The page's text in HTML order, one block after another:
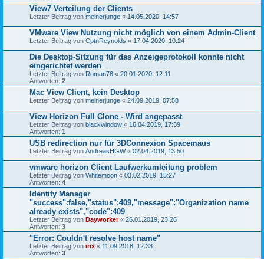
View7 Verteilung der Clients
Letzter Beitrag von meinerjunge « 14.05.2020, 14:57
VMware View Nutzung nicht möglich von einem Admin-Client
Letzter Beitrag von CptnReynolds « 17.04.2020, 10:24
Die Desktop-Sitzung für das Anzeigeprotokoll konnte nicht
eingerichtet werden
Letzter Beitrag von Roman78 « 20.01.2020, 12:11
Antworten: 2
Mac View Client, kein Desktop
Letzter Beitrag von meinerjunge « 24.09.2019, 07:58
View Horizon Full Clone - Wird angepasst
Letzter Beitrag von blackwindow « 16.04.2019, 17:39
Antworten: 1
USB redirection nur für 3DConnexion Spacemaus
Letzter Beitrag von AndreasHGW« 02.04.2019, 13:50
vmware horizon Client Laufwerkumleitung problem
Letzter Beitrag von Whitemoon « 03.02.2019, 15:27
Antworten: 4
Identity Manager
"success":false,"status":409,"message":"Organization name
already exists","code":409
Letzter Beitrag von Dayworker« 26.01.2019, 23:26
Antworten: 3
"Error: Couldn't resolve host name"
Letzter Beitrag von irix « 11.09.2018, 12:33
Antworten: 3